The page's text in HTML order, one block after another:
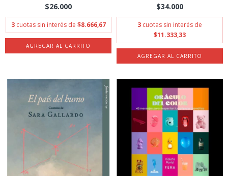
$26.000
3 cuotas sin interés de $8.666,67
$34.000
3 cuotas sin interés de
$11.333,33